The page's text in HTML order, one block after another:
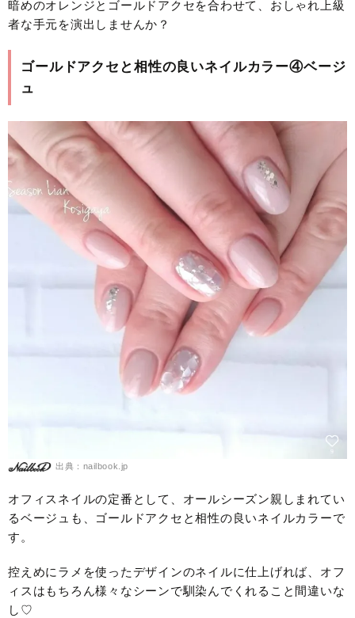
暗めのオレンジとゴールドアクセを合わせて、おしゃれ上級
者な手元を演出しませんか？
ゴールドアクセと相性の良いネイルカラー④ベージ
ュ
出典：nailbook.jp
オフィスネイルの定番として、オールシーズン親しまれてい
るベージュも、ゴールドアクセと相性の良いネイルカラーで
す。
控えめにラメを使ったデザインのネイルに仕上げれば、オフ
ィスはもちろん様々なシーンで馴染んでくれること間違いな
し♡